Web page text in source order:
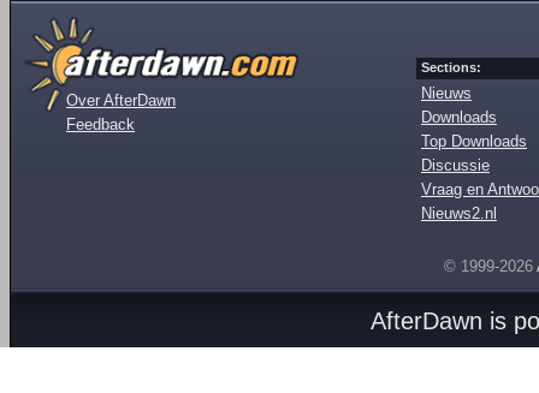
Over AfterDawn
Feedback
Sections:
Nieuws
Downloads
Top Downloads
Discussie
Vraag en
Nieuws2.nl
© 1999-2026
AfterDawn is